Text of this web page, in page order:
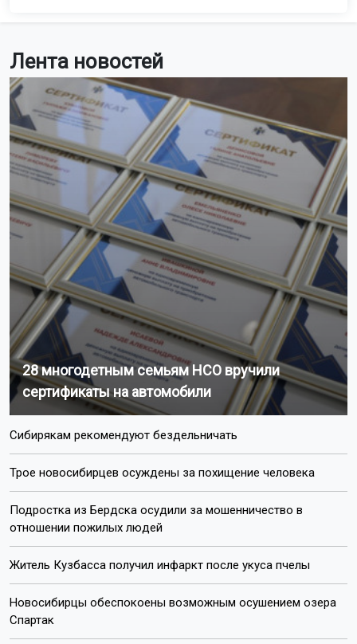
Лента новостей
28 многодетным семьям НСО вручили
сертификаты на автомобили
Сибирякам рекомендуют бездельничать
Трое новосибирцев осуждены за похищение человека
Подростка из Бердска осудили за мошенничество в
отношении пожилых людей
Житель Кузбасса получил инфаркт после укуса пчелы
Новосибирцы обеспокоены возможным осушением озера
Спартак